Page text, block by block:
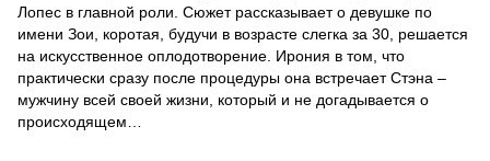
Лопес в главной роли. Сюжет рассказывает о девушке по
имени Зои, коротая, будучи в возрасте слегка за 30, решается
на искусственное оплодотворение. Ирония в том, что
практически сразу после процедуры она встречает Стэна –
мужчину всей своей жизни, который и не догадывается о
происходящем…